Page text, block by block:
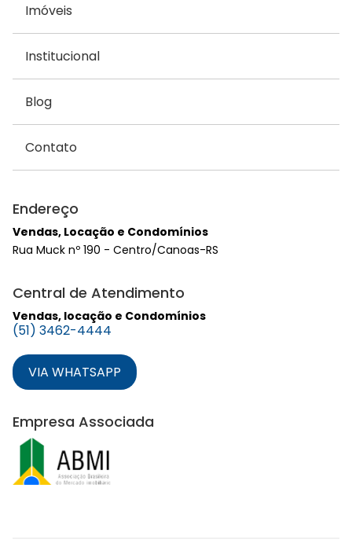
Imóveis
Institucional
Blog
Contato
Endereço
Vendas, Locação e Condomínios
Rua Muck nº 190 - Centro/Canoas-RS
Central de Atendimento
Vendas, locação e Condomínios
(51) 3462-4444
VIA WHATSAPP
Empresa Associada